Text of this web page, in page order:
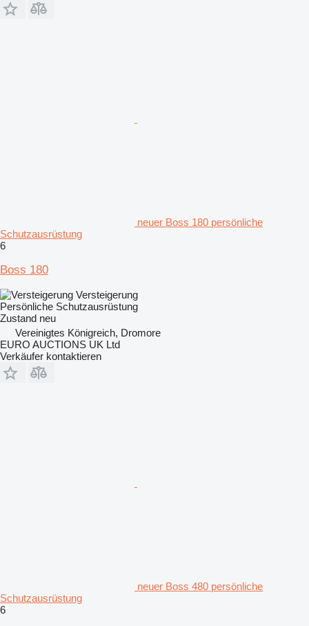
neuer Boss 180 persönliche
Schutzausrüstung
6
Boss 180
Versteigerung
Persönliche Schutzausrüstung
Zustand neu
Vereinigtes Königreich, Dromore
EURO AUCTIONS UK Ltd
Verkäufer kontaktieren
neuer Boss 480 persönliche
Schutzausrüstung
6